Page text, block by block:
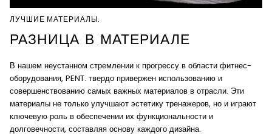
ЛУЧШИЕ МАТЕРИАЛЫ.
РАЗНИЦА В МАТЕРИАЛЕ
В нашем неустанном стремлении к прогрессу в области фитнес-
оборудования, PENT. твердо привержен использованию и
совершенствованию самых важных материалов в отрасли. Эти
материалы не только улучшают эстетику тренажеров, но и играют
ключевую роль в обеспечении их функциональности и
долговечности, составляя основу каждого дизайна.